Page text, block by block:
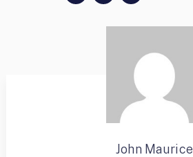
John Maurice